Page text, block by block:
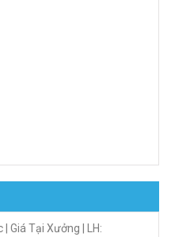
Giá Tại Xưởng | LH: